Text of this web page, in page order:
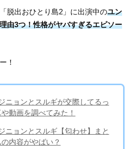
脱出おひとり島2」に出演中のユン
由3つ！性格がヤバすぎるエピソー
！
ニョンとスルギが交際してるっ
動画を調べてみた！
ニョンとスルギ【匂わせ】まと
内容がやばい？